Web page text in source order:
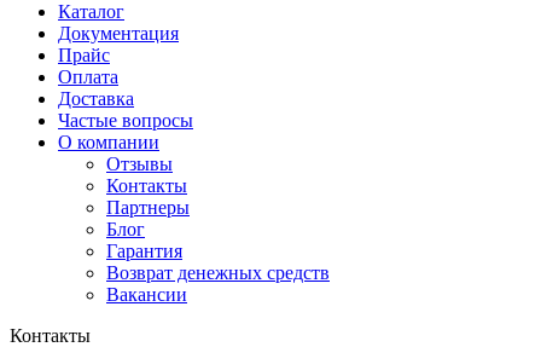
Каталог
Документация
Прайс
Оплата
Доставка
Частые вопросы
О компании
Отзывы
Контакты
Партнеры
Блог
Гарантия
Возврат денежных средств
Вакансии
Контакты